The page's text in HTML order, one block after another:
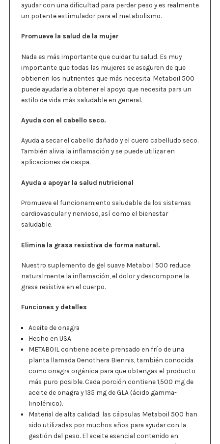
ayudar con una dificultad para perder peso y es realmente
un potente estimulador para el metabolismo.
Promueve la salud de la mujer
Nada es más importante que cuidar tu salud. Es muy
importante que todas las mujeres se aseguren de que
obtienen los nutrientes que más necesita. Metaboil 500
puede ayudarle a obtener el apoyo que necesita para un
estilo de vida más saludable en general.
Ayuda con el cabello seco.
Ayuda a secar el cabello dañado y el cuero cabelludo seco.
También alivia la inflamación y se puede utilizar en
aplicaciones de caspa.
Ayuda a apoyar la salud nutricional
Promueve el funcionamiento saludable de los sistemas
cardiovascular y nervioso, así como el bienestar
saludable.
Elimina la grasa resistiva de forma natural.
Nuestro suplemento de gel suave Metaboil 500 reduce
naturalmente la inflamación, el dolor y descompone la
grasa resistiva en el cuerpo.
Funciones y detalles
Aceite de onagra
Hecho en USA
METABOIL contiene aceite prensado en frío de una
planta llamada Oenothera Biennis, también conocida
como onagra orgánica para que obtengas el producto
más puro posible. Cada porción contiene 1,500 mg de
aceite de onagra y 135 mg de GLA (ácido gamma-
linolénico).
Material de alta calidad: las cápsulas Metaboil 500 han
sido utilizadas por muchos años para ayudar con la
gestión del peso. El aceite esencial contenido en